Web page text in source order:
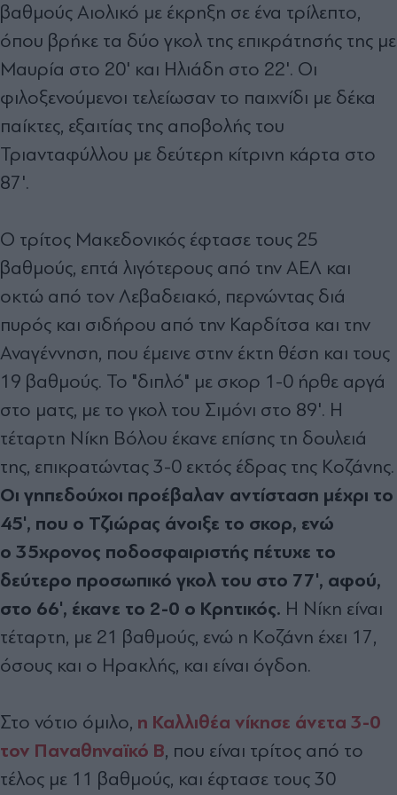
βαθμούς Αιολικό με έκρηξη σε ένα τρίλεπτο,
όπου βρήκε τα δύο γκολ της επικράτησής της με
Μαυρία στο 20' και Ηλιάδη στο 22'. Οι
φιλοξενούμενοι τελείωσαν το παιχνίδι με δέκα
παίκτες, εξαιτίας της αποβολής του
Τριανταφύλλου με δεύτερη κίτρινη κάρτα στο
87'.
Ο τρίτος Μακεδονικός έφτασε τους 25
βαθμούς, επτά λιγότερους από την ΑΕΛ και
οκτώ από τον Λεβαδειακό, περνώντας διά
πυρός και σιδήρου από την Καρδίτσα και την
Αναγέννηση, που έμεινε στην έκτη θέση και τους
19 βαθμούς. Το "διπλό" με σκορ 1-0 ήρθε αργά
στο ματς, με το γκολ του Σιμόνι στο 89'. Η
τέταρτη Νίκη Βόλου έκανε επίσης τη δουλειά
της, επικρατώντας 3-0 εκτός έδρας της Κοζάνης.
Οι γηπεδούχοι προέβαλαν αντίσταση μέχρι το
45', που ο Τζιώρας άνοιξε το σκορ, ενώ
ο 35χρονος ποδοσφαιριστής πέτυχε το
δεύτερο προσωπικό γκολ του στο 77', αφού,
στο 66', έκανε το 2-0 ο Κρητικός. Η Νίκη είναι
τέταρτη, με 21 βαθμούς, ενώ η Κοζάνη έχει 17,
όσους και ο Ηρακλής, και είναι όγδοη.
Στο νότιο όμιλο, η Καλλιθέα νίκησε άνετα 3-0
τον Παναθηναϊκό Β, που είναι τρίτος από το
τέλος με 11 βαθμούς, και έφτασε τους 30